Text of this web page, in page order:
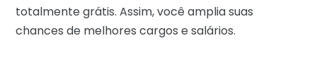
totalmente grátis. Assim, você amplia suas
chances de melhores cargos e salários.